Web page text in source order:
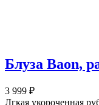
Блуза Baon,
3 999 ₽
Лгкая укороченная